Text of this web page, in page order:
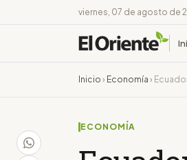
viernes, 07 de agosto de
Inicio › Economía ›
ECONOMÍA